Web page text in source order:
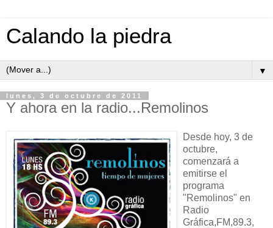
Calando la piedra
▼
lunes, 3 de octubre de 2011
Y ahora en la radio...Remolinos
Desde hoy, 3 de
octubre,
comenzará a
emitirse el
programa
"Remolinos" en
Radio
Gráfica,FM,89.3,